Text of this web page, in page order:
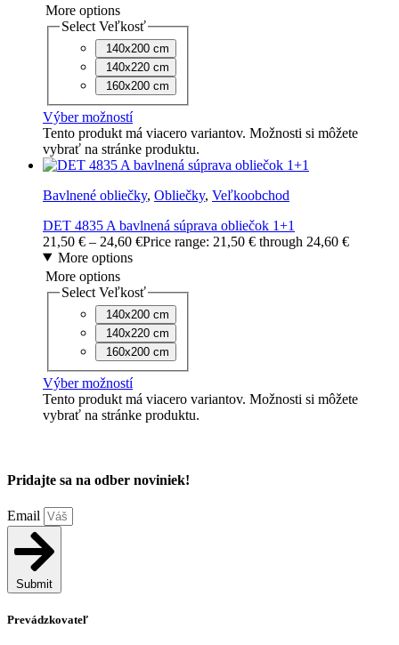
More options
Select Veľkosť
140x200 cm
140x220 cm
160x200 cm
Výber možností
Tento produkt má viacero variantov. Možnosti si môžete
vybrať na stránke produktu.
Bavlnené obliečky, Obliečky, Veľkoobchod
DET 4835 A bavlnená súprava obliečok 1+1
21,50 € – 24,60 €Price range: 21,50 € through 24,60 €
More options
More options
Select Veľkosť
140x200 cm
140x220 cm
160x200 cm
Výber možností
Tento produkt má viacero variantov. Možnosti si môžete
vybrať na stránke produktu.
Pridajte sa na odber noviniek!
Email
Submit
Prevádzkovateľ